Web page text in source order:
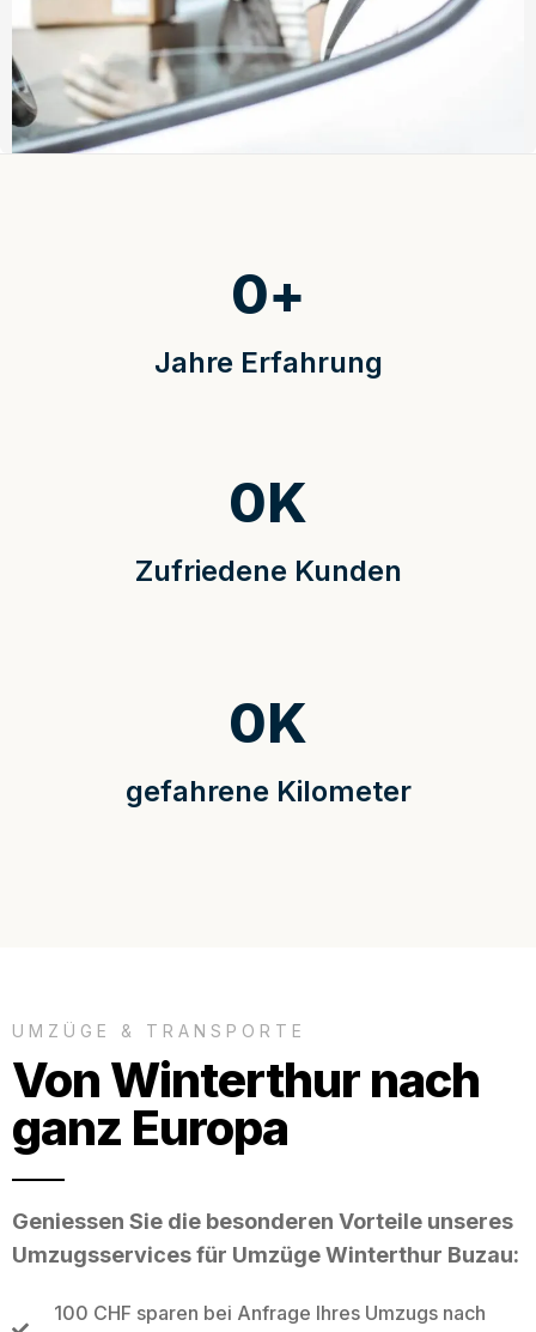
Jahre Erfahrung
0+
Zufriedene Kunden
0K
gefahrene Kilometer
0K
UMZÜGE & TRANSPORTE
Von Winterthur nach
ganz Europa
Geniessen Sie die besonderen Vorteile unseres
Umzugsservices für Umzüge Winterthur Buzau:
100 CHF sparen bei Anfrage Ihres Umzugs nach